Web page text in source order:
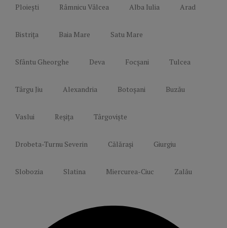
Ploiești Râmnicu Vâlcea Alba Iulia Arad
Bistrița Baia Mare Satu Mare
Sfântu Gheorghe Deva Focșani Tulcea
Târgu Jiu Alexandria Botoșani Buzău
Vaslui Reșița Târgoviște
Drobeta-Turnu Severin Călărași Giurgiu
Slobozia Slatina Miercurea-Ciuc Zalău